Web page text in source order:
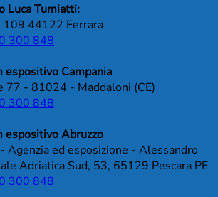
Luca Tumiatti:
109 44122 Ferrara
300 848
Campania
77 - 81024 - Maddaloni (CE)
300 848
espositivo Abruzzo
Agenzia ed esposizione - Alessandro
Adriatica Sud, 53, 65129 Pescara PE
300 848